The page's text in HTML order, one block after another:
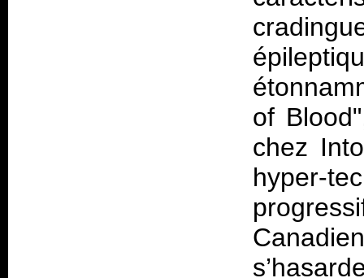
of
chez
hyper-